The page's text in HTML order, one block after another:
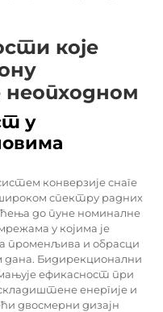
које
неопходном
у
конверзије снаге
спектру радних
до пуне номиналне
у којима је
променљива и обрасци
Бидирекционални
ефикасност при
енергије и
двосмерни дизајн